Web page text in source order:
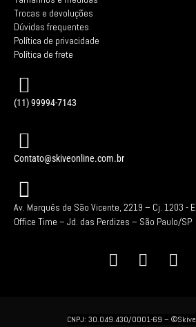
Trocas e devoluções
Dúvidas frequentes
Política de privacidade
Política de frete
(11) 99994-7143
Contato@skiveonline.com.br
Av. Marquês de São Vicente, 2219 – Cj. 1203 -
Office Time – Jd. das Perdizes – São Paulo/SP
CNPJ: 30.049.430/0001-69 – ©Skive